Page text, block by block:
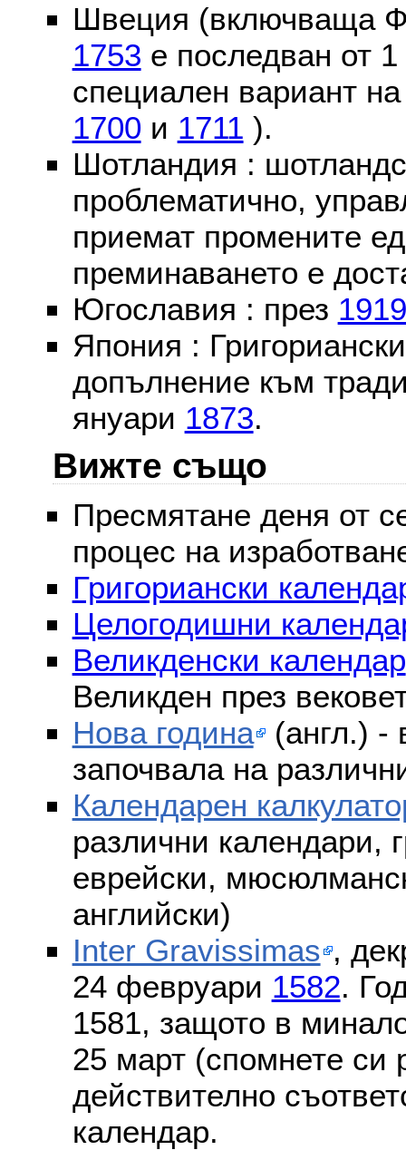
Швеция (включваща
1753 е последван от
специален вариант
1700 и 1711 ).
Шотландия :
проблематично,
приемат промените
преминаването е
Югославия : през 1919
Япония :
допълнение към
януари 1873.
Вижте също
Пресмятане деня от
процес на
Григориански
Целогодишни
Великденски календар
Великден през
Нова година (англ.) -
започвала на
Календарен
различни календари,
еврейски,
английски)
Inter Gravissimas ,
24 февруари 1582.
1581, защото в
25 март (спомнете си
действително
календар.